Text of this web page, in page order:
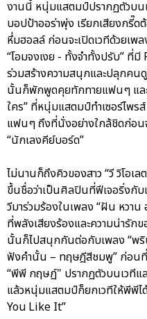
งานนี้ หนุ่มแสตมป์ปรากฏตัวบน
บอปป้าออร่าพุ่ง เรียกเสียงกรี๊
หึ่มฮอลล์ ก่อนจะเปิดเวทีด้วยเพ
“โอมจงเงย - ทั้งจำทั้งปรับ” ที่
ร่วมสร้างความสนุกและปลุกค
นั้นก็พักพูดคุยทักทายแฟนๆ แล
ใคร” ที่หนุ่มแสตมป์ทำเซอร์ไพร
แฟนๆ ถึงที่นั่งอย่างใกล้ชิดก่อน
“นักเลงคีย์บอร์ด”
ไม่นานก็ถึงคิวของสาว “วี วิโอ
ขึ้นชื่อว่าเป็นศิลปินที่ฟีเจอริ่งกั
วีมาร่วมร้องในเพลง “ฝัน หวาน
ที่พลังเสียงร้องและความน่ารัก
นั้นก็ไปสนุกกันต่อกับเพลง “พริบ
ฟังคำนั้น – ทฤษฎีสีชมพู” ก่อนที่
“พีพี กฤษฏ์" ปรากฏตัวบนเวทีแ
แล้วหนุ่มแสตมป์ก็ยกเวทีให้พีพีไ
You Like It”